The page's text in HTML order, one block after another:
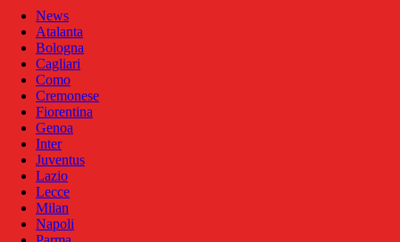
News
Atalanta
Bologna
Cagliari
Como
Cremonese
Fiorentina
Genoa
Inter
Juventus
Lazio
Lecce
Milan
Napoli